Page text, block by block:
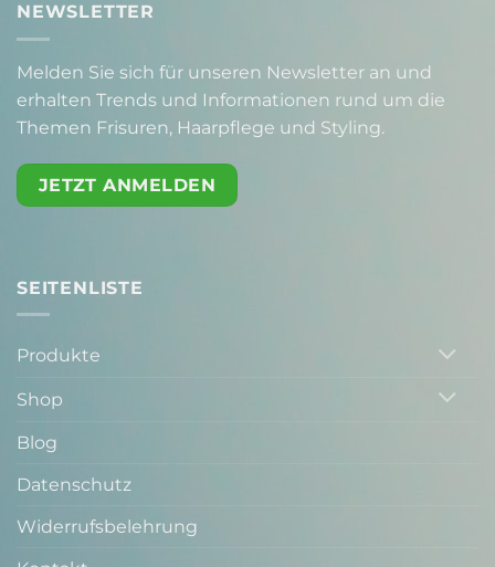
NEWSLETTER
Melden Sie sich für unseren Newsletter an und
erhalten Trends und Informationen rund um die
Themen Frisuren, Haarpflege und Styling.
JETZT ANMELDEN
SEITENLISTE
Produkte
Shop
Blog
Datenschutz
Widerrufsbelehrung